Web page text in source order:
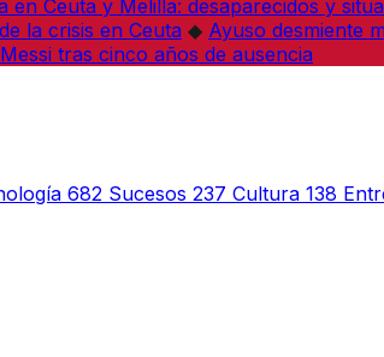
en Ceuta y Melilla: desaparecidos y
la crisis en Ceuta ◆ Ayuso desmiente
tras cinco años de ausencia
682 Sucesos 237 Cultura 138